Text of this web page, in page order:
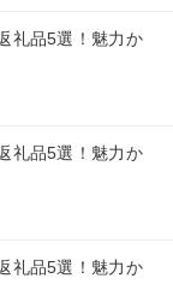
礼品5選！魅力か
礼品5選！魅力か
礼品5選！魅力か